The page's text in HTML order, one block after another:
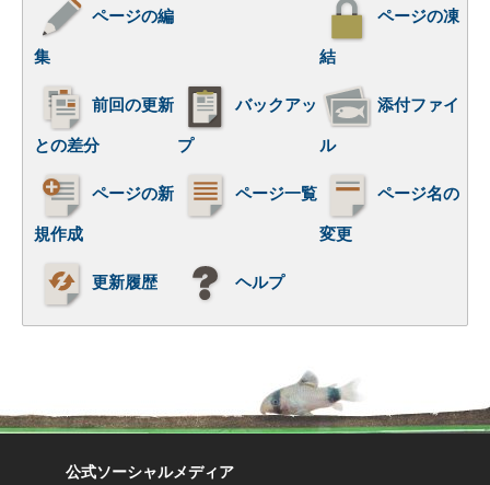
ページの編
集
ページの凍
結
前回の更新
との差分
バックアッ
プ
添付ファイ
ル
ページの新
規作成
ページ一覧 ページ名の
変更
更新履歴 ヘルプ
公式ソーシャルメディア